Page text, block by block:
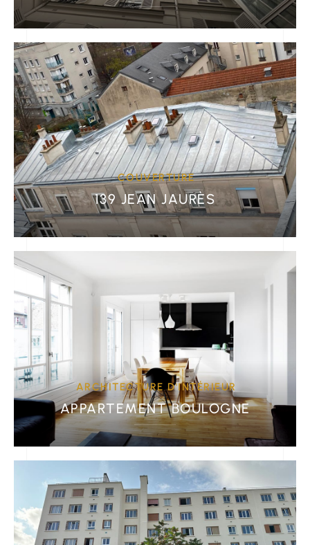
COUVERTURE
139 JEAN JAURÈS
ARCHITECTURE D'INTÉRIEUR
APPARTEMENT BOULOGNE